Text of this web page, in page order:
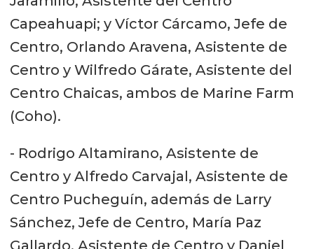
Capeahuapi; y Víctor Cárcamo, Jefe de
Centro, Orlando Aravena, Asistente de
Centro y Wilfredo Gárate, Asistente del
Centro Chaicas, ambos de Marine Farm
(Coho).
- Rodrigo Altamirano, Asistente de
Centro y Alfredo Carvajal, Asistente de
Centro Pucheguín, además de Larry
Sánchez, Jefe de Centro, María Paz
Gallardo, Asistente de Centro y Daniel